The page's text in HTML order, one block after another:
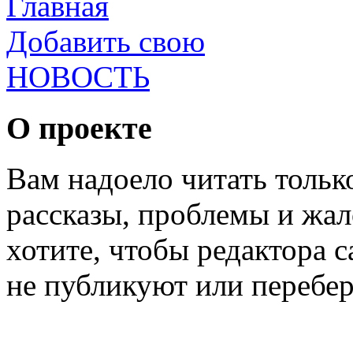
Добавить свою
НОВОСТЬ
О проекте
Вам надоело читать
рассказы, проблемы и
хотите, чтобы редактора
не публикуют или